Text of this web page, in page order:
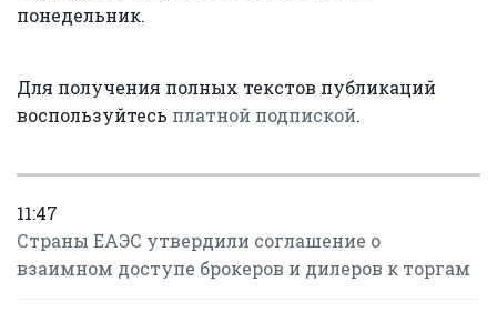
понедельник.
Для получения полных текстов публикаций
воспользуйтесь платной подпиской.
11:47
Страны ЕАЭС утвердили соглашение о
взаимном доступе брокеров и дилеров к торгам